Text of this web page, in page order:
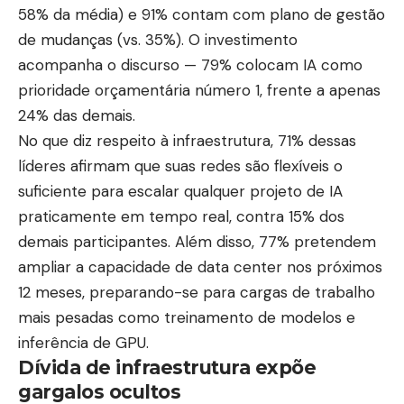
58% da média) e 91% contam com plano de gestão
de mudanças (vs. 35%). O investimento
acompanha o discurso — 79% colocam IA como
prioridade orçamentária número 1, frente a apenas
24% das demais.
No que diz respeito à infraestrutura, 71% dessas
líderes afirmam que suas redes são flexíveis o
suficiente para escalar qualquer projeto de IA
praticamente em tempo real, contra 15% dos
demais participantes. Além disso, 77% pretendem
ampliar a capacidade de data center nos próximos
12 meses, preparando-se para cargas de trabalho
mais pesadas como treinamento de modelos e
inferência de GPU.
Dívida de infraestrutura expõe
gargalos ocultos